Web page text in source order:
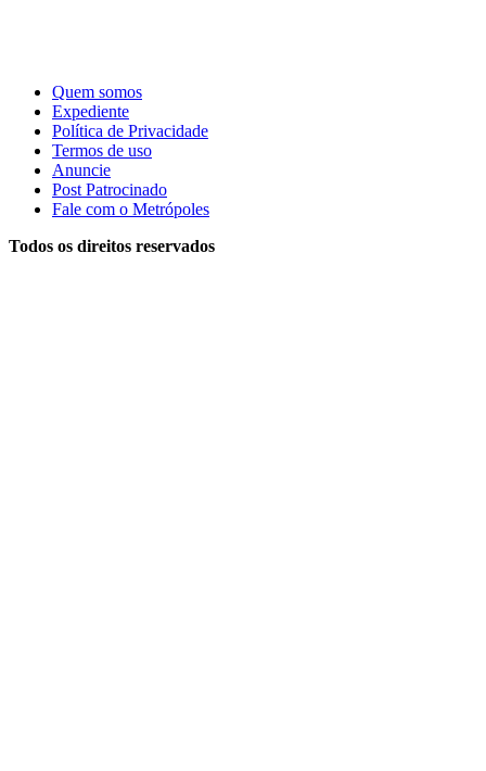
Quem somos
Expediente
Política de Privacidade
Termos de uso
Anuncie
Post Patrocinado
Fale com o Metrópoles
Todos os direitos reservados